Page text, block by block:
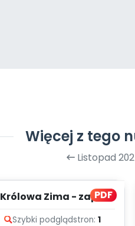
Więcej z tego
Listopad
PDF
Królowa Zima - zapis
Szybki podglądstron: 1